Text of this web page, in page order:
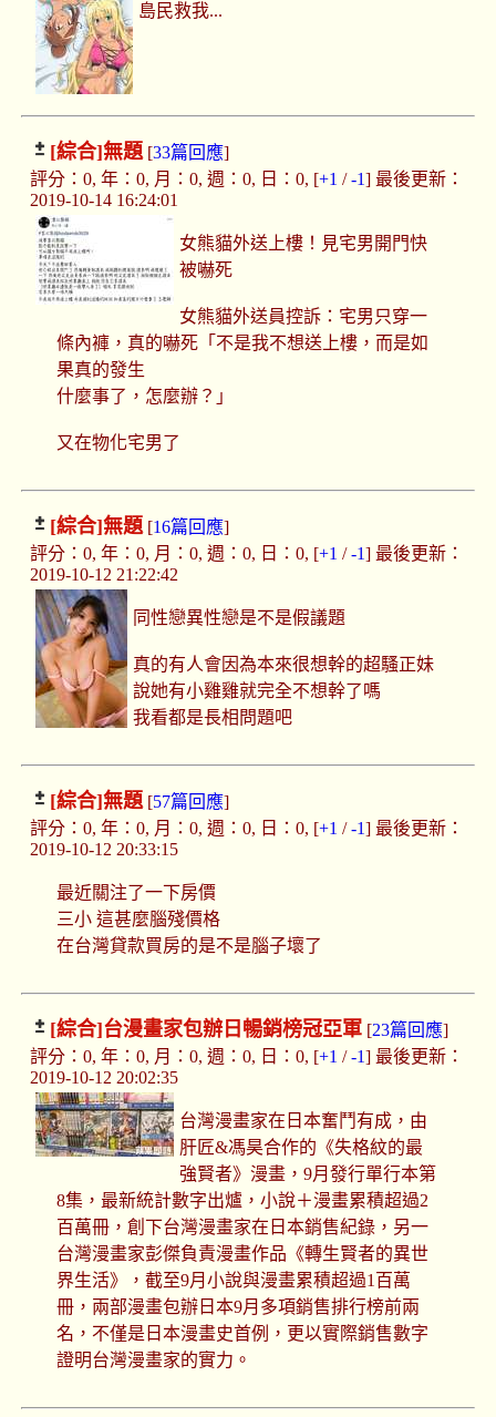
島民救我...
[綜合]無題[33篇回應]
評分：0, 年：0, 月：0, 週：0, 日：0, [+1 /-1] 最後更新：
2019-10-14 16:24:01
女熊貓外送上樓！見宅男開門快
被嚇死
女熊貓外送員控訴：宅男只穿一
條內褲，真的嚇死「不是我不想送上樓，而是如
果真的發生
什麼事了，怎麼辦？」
又在物化宅男了
[綜合]無題[16篇回應]
評分：0, 年：0, 月：0, 週：0, 日：0, [+1 /-1] 最後更新：
2019-10-12 21:22:42
同性戀異性戀是不是假議題
真的有人會因為本來很想幹的超騷正妹
說她有小雞雞就完全不想幹了嗎
我看都是長相問題吧
[綜合]無題[57篇回應]
評分：0, 年：0, 月：0, 週：0, 日：0, [+1 /-1] 最後更新：
2019-10-12 20:33:15
最近關注了一下房價
三小 這甚麼腦殘價格
在台灣貸款買房的是不是腦子壞了
[綜合]台漫畫家包辦日暢銷榜冠亞軍[23篇回應]
評分：0, 年：0, 月：0, 週：0, 日：0, [+1 /-1] 最後更新：
2019-10-12 20:02:35
台灣漫畫家在日本奮鬥有成，由
肝匠&馮昊合作的《失格紋的最
強賢者》漫畫，9月發行單行本第
8集，最新統計數字出爐，小說＋漫畫累積超過2
百萬冊，創下台灣漫畫家在日本銷售紀錄，另一
台灣漫畫家彭傑負責漫畫作品《轉生賢者的異世
界生活》，截至9月小說與漫畫累積超過1百萬
冊，兩部漫畫包辦日本9月多項銷售排行榜前兩
名，不僅是日本漫畫史首例，更以實際銷售數字
證明台灣漫畫家的實力。